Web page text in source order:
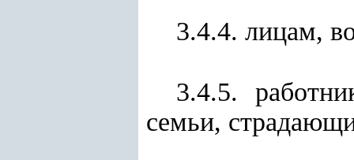
3.4.4. лицам,
3.4.5.
семьи,